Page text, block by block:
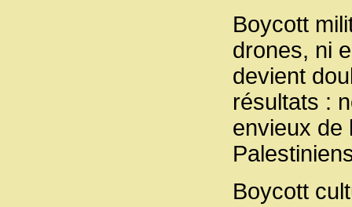
Boycott
drones, ni
devient
résultats :
envieux de
Boycott